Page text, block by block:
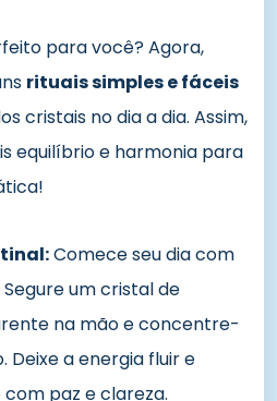
para você? Agora,
rituais simples e fáceis
cristais no dia a dia. Assim,
equilíbrio e harmonia para
Comece seu dia com
um cristal de
na mão e concentre-
Deixe a energia fluir e
paz e clareza.